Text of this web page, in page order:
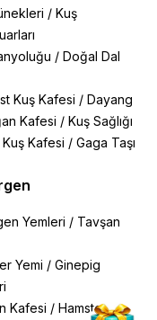
bir şekilde
100W
H
/ Kuş
/ Doğal Dal
Kuş Kafesi / Dayang
Kafesi / Kuş Sağlığı
Kafesi / Gaga Taşı
Yemleri / Tavşan
Yemi / Ginepig
Kafesi / Hamster